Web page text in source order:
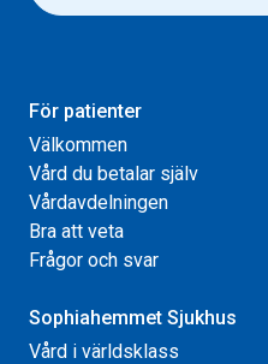
För patienter
Välkommen
Vård du betalar själv
Vårdavdelningen
Bra att veta
Frågor och svar
Sophiahemmet Sjukhus
Vård i världsklass